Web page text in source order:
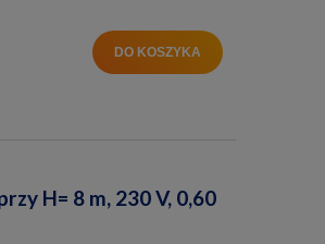
DO KOSZYKA
H= 8 m, 230 V, 0,60